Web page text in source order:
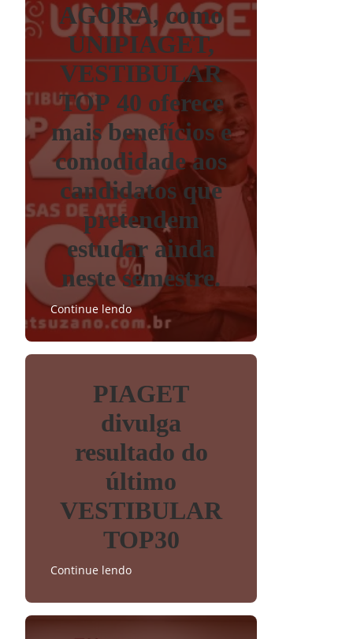
AGORA, como
UNIPIAGET,
VESTIBULAR
TOP 40 oferece
mais benefícios e
comodidade aos
candidatos que
pretendem
estudar ainda
neste semestre.
Continue lendo
PIAGET
divulga
resultado do
último
VESTIBULAR
TOP30
Continue lendo